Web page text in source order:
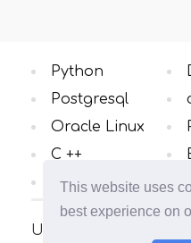
This website uses
best experience on
Un site sur le
Python
Postgresql
Oracle Linux
C ++
Windows OS